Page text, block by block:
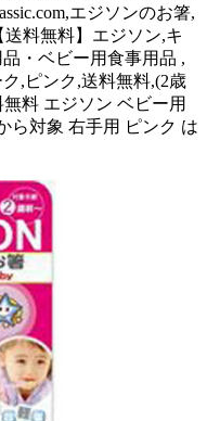
エジソンのお箸,
送料無料】エジソン,キ
・ベビー用食事用品 ,
,ピンク,送料無料,(2歳
料 エジソン ベビー用
ら対象 右手用 ピンク は